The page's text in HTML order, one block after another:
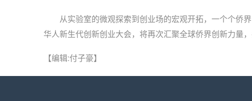
从实验室的微观探索到创业场的宏观开拓，一个个侨界
华人新生代创新创业大会，将再次汇聚全球侨界创新力量
【编辑:付子豪】